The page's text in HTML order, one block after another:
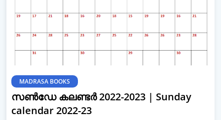
MADRASA BOOKS
സൺഡേ കലണ്ടർ 2022-2023 | Sunday
calendar 2022-23